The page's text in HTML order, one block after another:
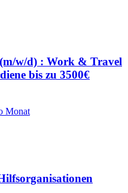
w/d) : Work & Travel
bis zu 3500€
Monat